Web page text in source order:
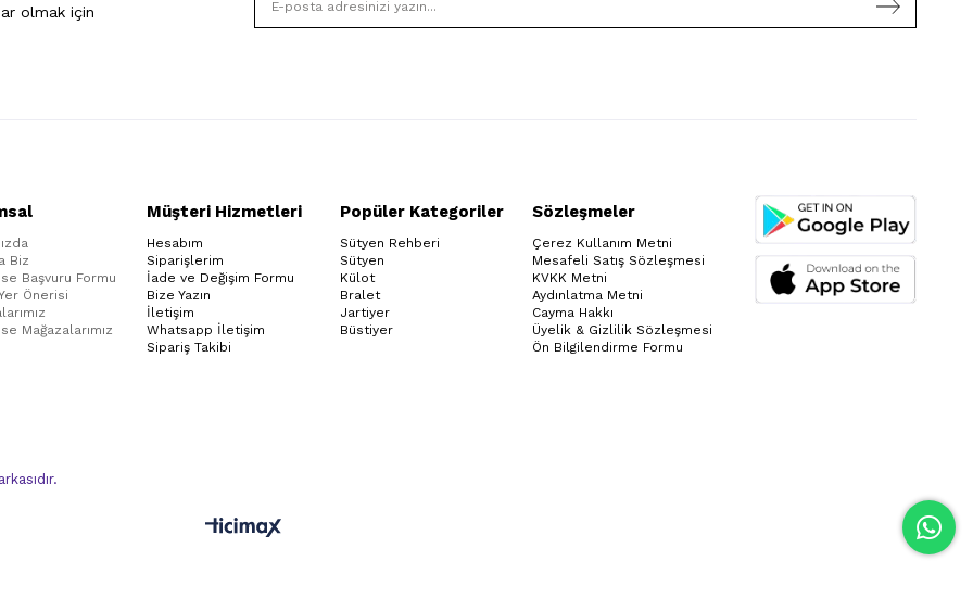
olmak için
Biz
Başvuru Formu
Önerisi
Mağazalarımız
Müşteri Hizmetleri
Hesabım
Siparişlerim
İade ve Değişim Formu
Bize Yazın
İletişim
Whatsapp İletişim
Sipariş Takibi
Popüler Kategoriler
Sütyen Rehberi
Sütyen
Külot
Bralet
Jartiyer
Büstiyer
Sözleşmeler
Çerez Kullanım Metni
Mesafeli Satış Sözleşmesi
KVKK Metni
Aydınlatma Metni
Cayma Hakkı
Üyelik & Gizlilik Sözleşmesi
Ön Bilgilendirme Formu